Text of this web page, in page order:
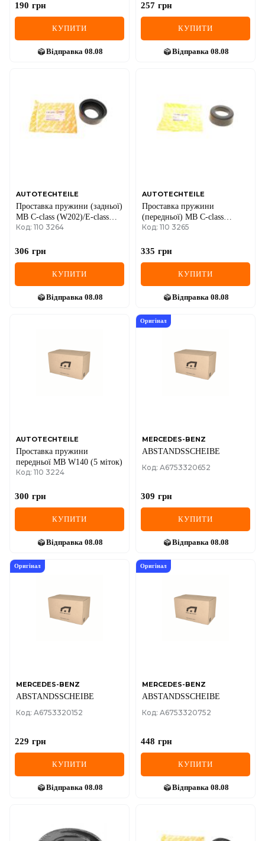
HAVAL
IVECO
JAGUAR
LANCIA
LEXUS
LINCOLN
NISSAN
OPEL
POLESTAR
RAM
RENAULT
SMART
SSANGYONG
SUZUKI
TESLA
VOLVO
190 грн
КУПИТИ
Відправка 08.08
257 грн
КУПИТИ
Відправка 08.08
AUTOTECHTEILE
Проставка пружини (задньої)
MB C-class (W202)/E-class
(A124/C124/W124) 82-01
Код: 110 3264
306 грн
КУПИТИ
Відправка 08.08
AUTOTECHTEILE
Проставка пружини
(передньої) MB C-class
(W202)/ E-class (W124/W210)
Код: 110 3265
335 грн
КУПИТИ
Відправка 08.08
AUTOTECHTEILE
Проставка пружини
передньої MB W140 (5 міток)
Код: 110 3224
300 грн
КУПИТИ
Відправка 08.08
Оригінал
MERCEDES-BENZ
ABSTANDSSCHEIBE
Код: A6753320652
309 грн
КУПИТИ
Відправка 08.08
Оригінал
MERCEDES-BENZ
ABSTANDSSCHEIBE
Код: A6753320152
229 грн
КУПИТИ
Відправка 08.08
Оригінал
MERCEDES-BENZ
ABSTANDSSCHEIBE
Код: A6753320752
448 грн
КУПИТИ
Відправка 08.08